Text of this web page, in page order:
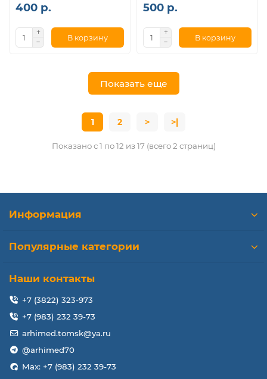
400 р.
В корзину
500 р.
В корзину
Показать еще
1 2 > >|
Показано с 1 по 12 из 17 (всего 2 страниц)
Информация
Популярные категории
Наши контакты
+7 (3822) 323-973
+7 (983) 232 39-73
arhimed.tomsk@ya.ru
@arhimed70
Max: +7 (983) 232 39-73